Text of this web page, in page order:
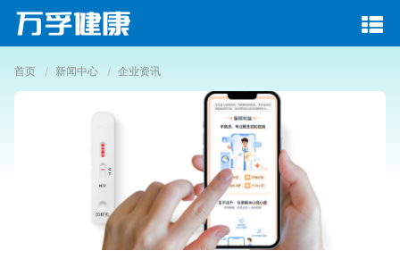
首页 新闻中心 企业资讯